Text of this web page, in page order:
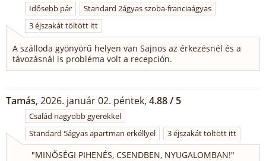
Idősebb pár
Standard 2ágyas szoba-franciaágyas
3 éjszakát töltött itt
A szálloda gyönyörű helyen van Sajnos az érkezésnél és a
távozásnál is probléma volt a recepción.
Tamás, 2026. január 02. péntek, 4.88 / 5
Család nagyobb gyerekkel
Standard 5ágyas apartman erkéllyel
3 éjszakát töltött itt
"MINŐSÉGI PIHENÉS, CSENDBEN, NYUGALOMBAN!"